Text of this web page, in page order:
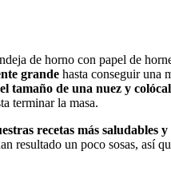
de horno con papel de
grande hasta conseguir una
tamaño de una nuez y
terminar la masa.
recetas más
resultado un poco sosas, así